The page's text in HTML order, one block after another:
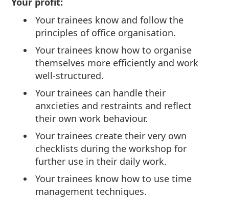
Your trainees know and follow the
principles of office organisation.
Your trainees know how to organise
themselves more efficiently and work
well-structured.
Your trainees can handle their
anxcieties and restraints and reflect
their own work behaviour.
Your trainees create their very own
checklists during the workshop for
further use in their daily work.
Your trainees know how to use time
management techniques.